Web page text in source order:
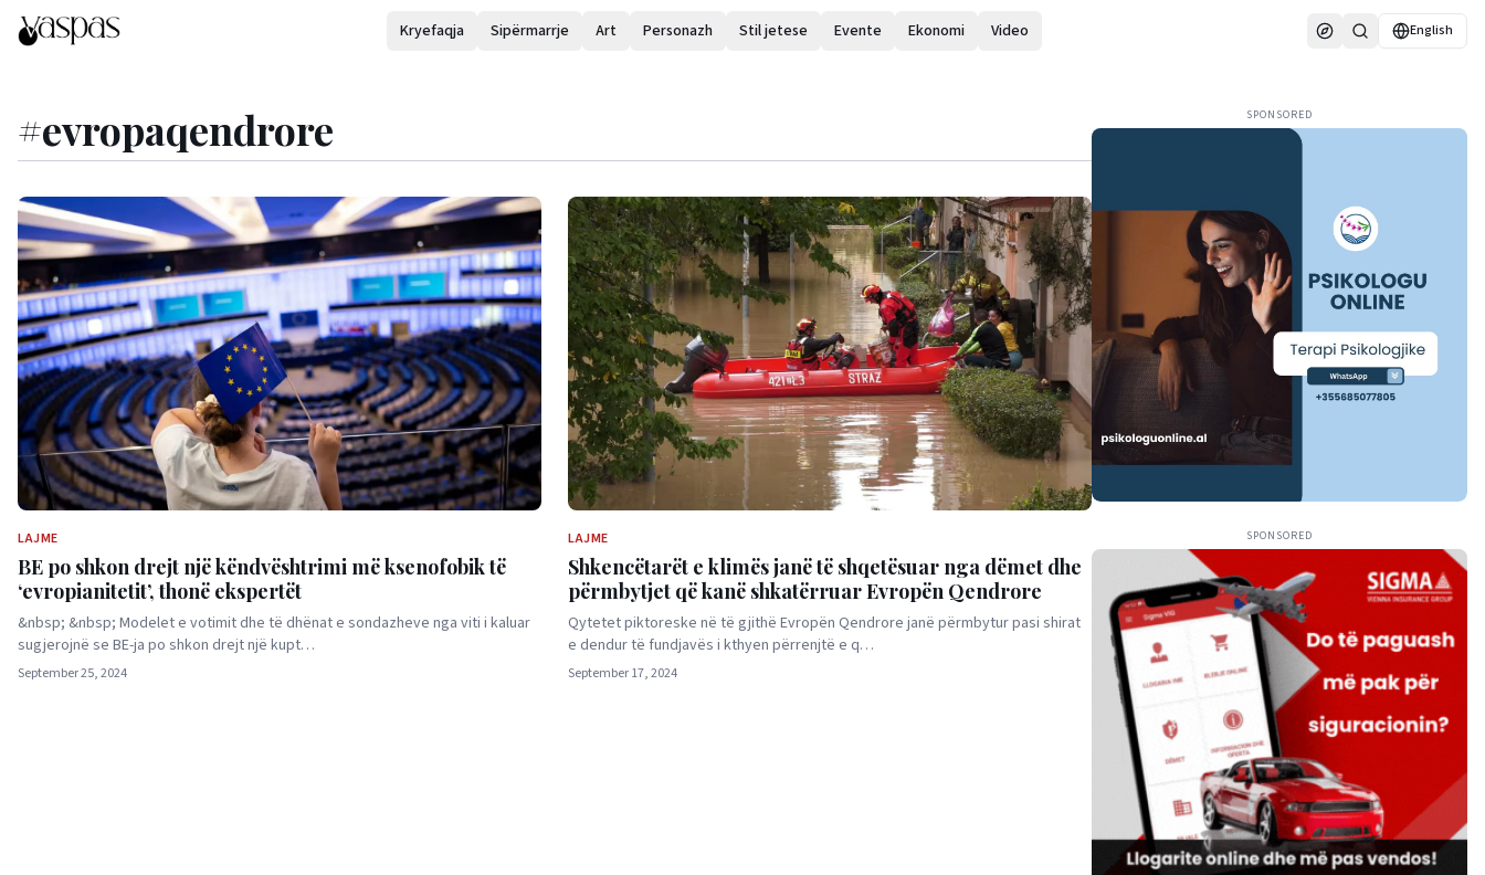
Kryefaqja Sipërmarrje Art Personazh Stil jetese Evente Ekonomi Video English
#evropaqendrore
LAJME
BE po shkon drejt një këndvështrimi më ksenofobik të
‘evropianitetit’, thonë ekspertët
&nbsp; &nbsp; Modelet e votimit dhe të dhënat e sondazheve nga viti i kaluar
sugjerojnë se BE-ja po shkon drejt një kupt…
September 25, 2024
LAJME
Shkencëtarët e klimës janë të shqetësuar nga dëmet dhe
përmbytjet që kanë shkatërruar Evropën Qendrore
Qytetet piktoreske në të gjithë Evropën Qendrore janë përmbytur pasi shirat
e dendur të fundjavës i kthyen përrenjtë e q…
September 17, 2024
SPONSORED
SPONSORED